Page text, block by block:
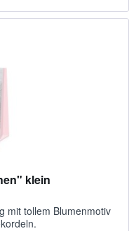
klein
mit tollem Blumenmotiv